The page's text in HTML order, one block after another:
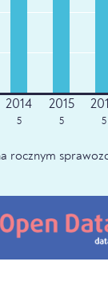
5 5 5
rocznym